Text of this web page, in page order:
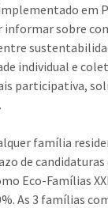
em
informar sobre
individual e
participativa,
família
de
Eco-Famílias
As 3 famílias